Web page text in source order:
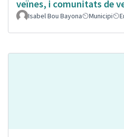
veïnes, i comunitats de
Isabel Bou Bayona Municipi